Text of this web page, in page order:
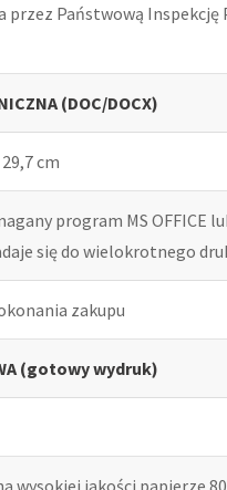
przez Państwową Inspekcję
(DOC/DOCX)
cm
program MS OFFICE
się do wielokrotnego
zakupu
(gotowy wydruk)
wysokiej jakości papierze